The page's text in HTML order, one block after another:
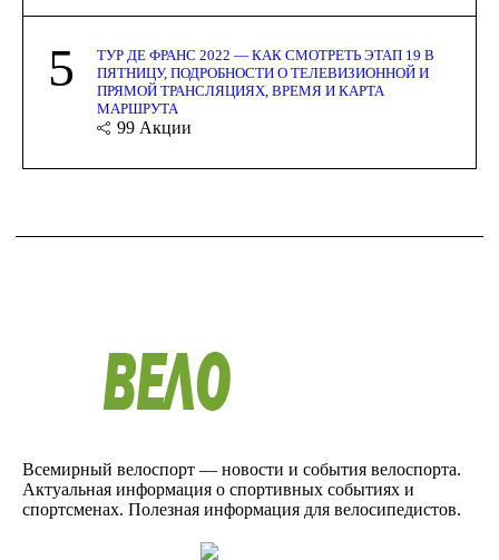
5
ТУР ДЕ ФРАНС 2022 — КАК СМОТРЕТЬ ЭТАП 19 В
ПЯТНИЦУ, ПОДРОБНОСТИ О ТЕЛЕВИЗИОННОЙ И
ПРЯМОЙ ТРАНСЛЯЦИЯХ, ВРЕМЯ И КАРТА
МАРШРУТА
99 Акции
Всемирный велоспорт — новости и события велоспорта.
Актуальная информация о спортивных событиях и
спортсменах. Полезная информация для велосипедистов.